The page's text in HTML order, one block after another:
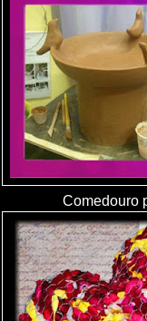
Comedouro